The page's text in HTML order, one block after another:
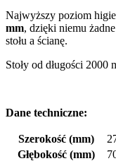
Najwyższy poziom
mm, dzięki niemu
stołu a ścianę.
Stoły od długości 2000
Dane techniczne:
Szerokość (mm)
Głębokość (mm)